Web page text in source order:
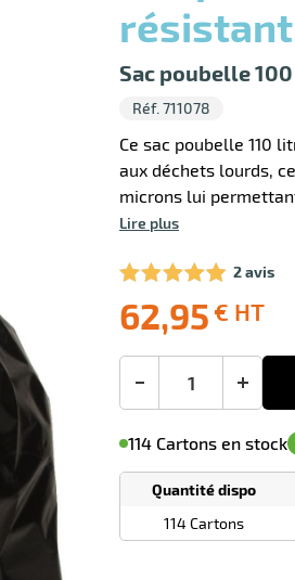
résistant
Sac poubelle 100
Réf. 711078
Ce sac poubelle 110
aux déchets lourds,
microns lui
Lire plus
2 avis
62,95 € HT
Ecotaxe
Prix
public
€
HT
Livraison
offerte
+
de
commande
114 Cartons en stock
M'avertir de
disponibilité(5)
Tarif
selon
Quantité dispo
114 Cartons